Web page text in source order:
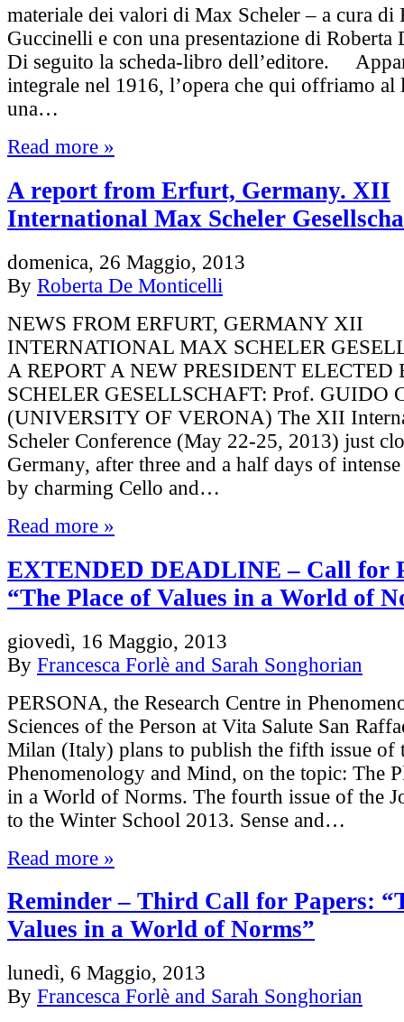
materiale dei valori di Max Scheler – a cura di
Guccinelli e con una presentazione di
Di seguito la scheda-libro dell’editore.
integrale nel 1916, l’opera che qui offriamo al
una…
Read more »
A report from Erfurt, Germany. XII
International Max Scheler
domenica, 26 Maggio, 2013
By Roberta De Monticelli
NEWS FROM ERFURT, GERMANY XII
INTERNATIONAL MAX SCHELER
A REPORT A NEW PRESIDENT
SCHELER GESELLSCHAFT: Prof. GUIDO
(UNIVERSITY OF VERONA) The XII
Scheler Conference (May 22-25, 2013) just
Germany, after three and a half days of
by charming Cello and…
Read more »
EXTENDED DEADLINE – Call for
“The Place of Values in a World of
giovedì, 16 Maggio, 2013
By Francesca Forlè and Sarah Songhorian
PERSONA, the Research Centre in
Sciences of the Person at Vita Salute San
Milan (Italy) plans to publish the fifth issue of
Phenomenology and Mind, on the topic: The
in a World of Norms. The fourth issue of the
to the Winter School 2013. Sense and…
Read more »
Reminder – Third Call for Papers:
Values in a World of Norms”
lunedì, 6 Maggio, 2013
By Francesca Forlè and Sarah Songhorian